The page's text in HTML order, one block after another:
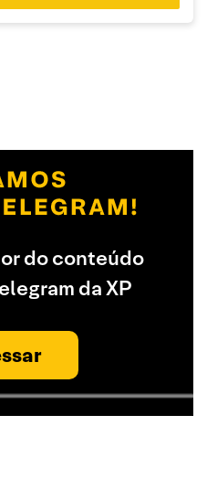
do conteúdo
da XP